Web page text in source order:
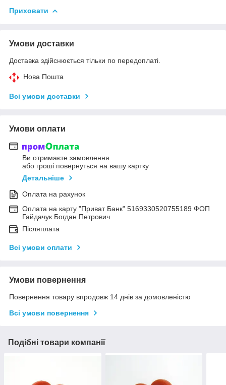
Приховати
Умови доставки
Доставка здійснюється тільки по передоплаті.
Нова Пошта
Всі умови доставки
Умови оплати
Ви отримаєте замовлення
або гроші повернуться на вашу картку
Детальніше
Оплата на рахунок
Оплата на карту "Приват Банк" 5169330520755189 ФОП
Гайдачук Богдан Петрович
Післяплата
Всі умови оплати
Умови повернення
Повернення товару впродовж 14 днів за домовленістю
Всі умови повернення
Подібні товари компанії